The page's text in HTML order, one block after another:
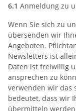
6.1 Anmeldung zu
Wenn Sie sich zu
übersenden wir
Angeboten.
Newsletters ist
Daten ist freiwillig
ansprechen zu
verwenden wir das
bedeutet, dass wir
übermitteln